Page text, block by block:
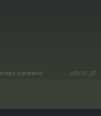
ontleend
v25.01.27